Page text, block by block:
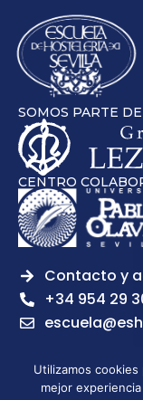
SOMOS PARTE DE
CENTRO
Contacto y
+34 954 29
Utilizamos
mejor